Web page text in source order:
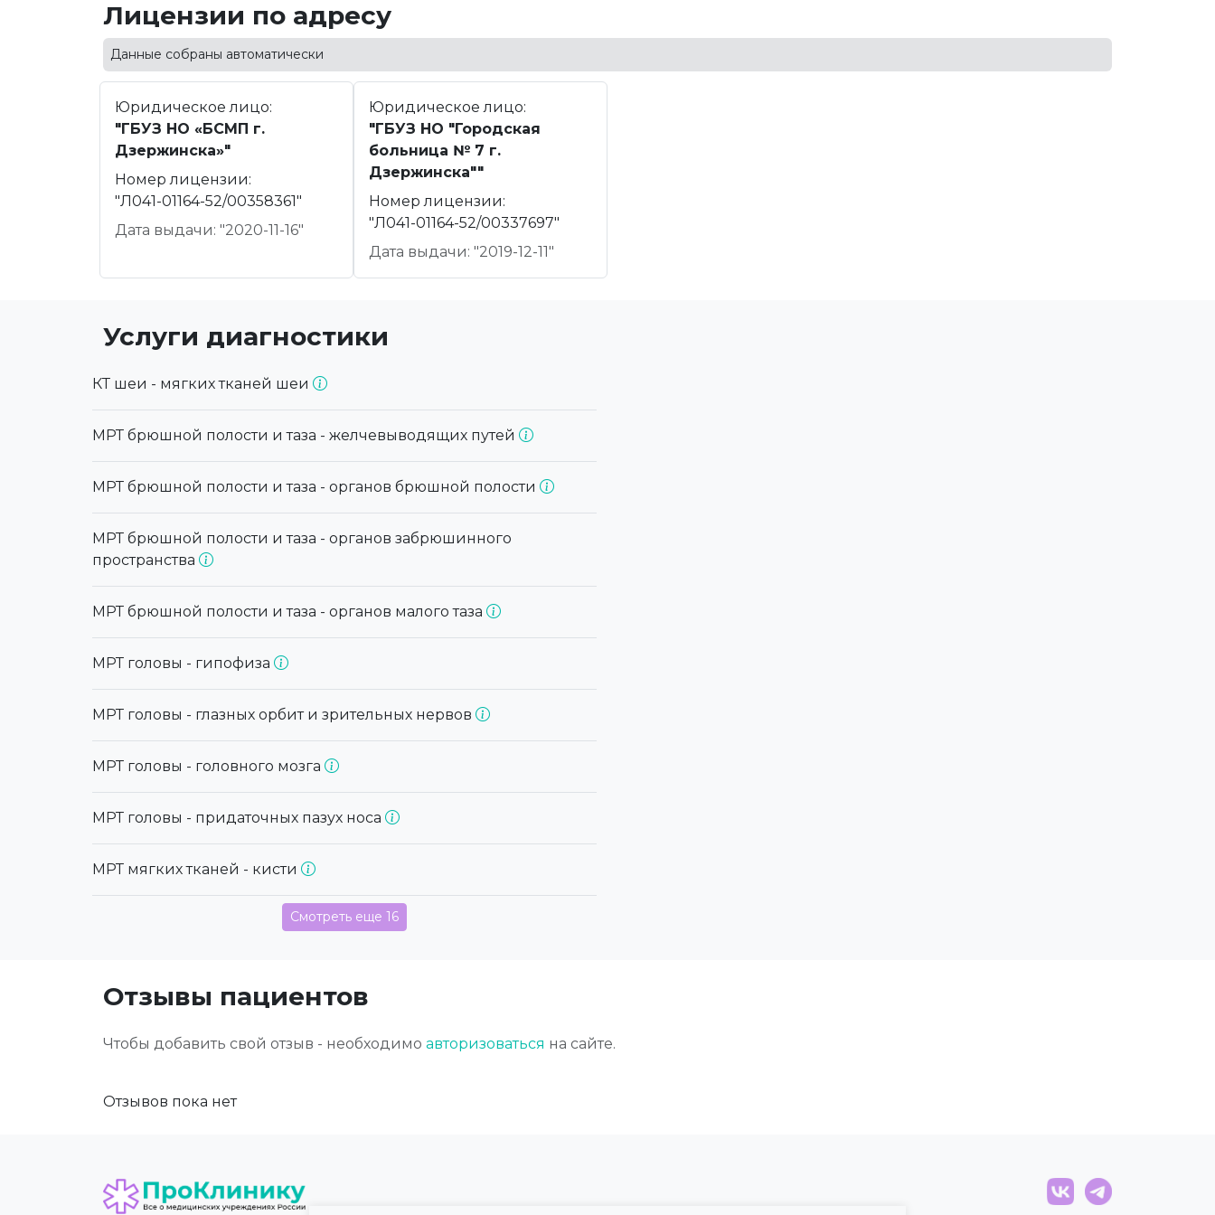
Лицензии по адресу
Данные собраны автоматически
Юридическое лицо:
"ГБУЗ НО «БСМП г.
Дзержинска»"
Номер лицензии:
"Л041-01164-52/00358361"
Дата выдачи: "2020-11-16"
Юридическое лицо:
"ГБУЗ НО "Городская
больница № 7 г.
Дзержинска""
Номер лицензии:
"Л041-01164-52/00337697"
Дата выдачи: "2019-12-11"
Услуги диагностики
КТ шеи - мягких тканей шеи
МРТ брюшной полости и таза - желчевыводящих путей
МРТ брюшной полости и таза - органов брюшной полости
МРТ брюшной полости и таза - органов забрюшинного
пространства
МРТ брюшной полости и таза - органов малого таза
МРТ головы - гипофиза
МРТ головы - глазных орбит и зрительных нервов
МРТ головы - головного мозга
МРТ головы - придаточных пазух носа
МРТ мягких тканей - кисти
Смотреть еще 16
Отзывы пациентов
Чтобы добавить свой отзыв - необходимо авторизоваться на сайте.
Отзывов пока нет